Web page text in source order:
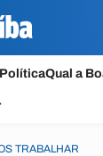
PolíticaQual a
TRABALHAR